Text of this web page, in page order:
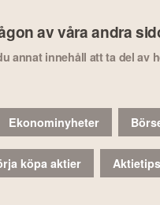
av våra andra
annat innehåll att ta del av
Ekonominyheter
köpa aktier Aktietips